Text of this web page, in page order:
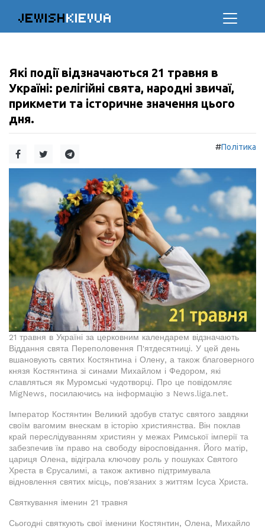
JEWISHKIEVUA
Які події відзначаються 21 травня в
Україні: релігійні свята, народні звичаї,
прикмети та історичне значення цього
дня.
#Політика
21 травня в Україні за церковним календарем відзначають
Віддання свята Переполовення П'ятдесятниці. У цей день
вшановують святих Костянтина і Олену, а також благоверного
князя Костянтина зі синами Михайлом і Федором, які
славляться як Муромські чудотворці. Про це повідомляє
MigNews, посилаючись на інформацію з News.liga.net.
Імператор Костянтин Великий здобув статус святого завдяки
своїм вагомим внескам в історію християнства. Він поклав
край переслідуванням християн у межах Римської імперії та
забезпечив їм право на свободу віросповідання. Його матір,
цариця Олена, відіграла ключову роль у пошуках Святого
Хреста в Єрусалимі, а також активно підтримувала
відновлення святих місць, пов'язаних з життям Ісуса Христа.
Святкування іменин 21 травня
Сьогодні святкують свої іменини Костянтин, Олена, Михайло